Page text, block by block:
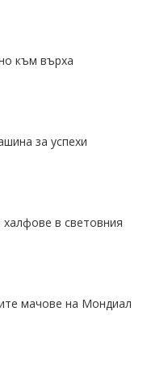
към върха
за успехи
в световния
мачове на Мондиал